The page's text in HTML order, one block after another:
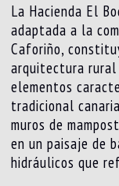
La Hacienda El
adaptada a la
Caforiño,
arquitectura rural
elementos
tradicional
muros de
en un paisaje de
hidráulicos que